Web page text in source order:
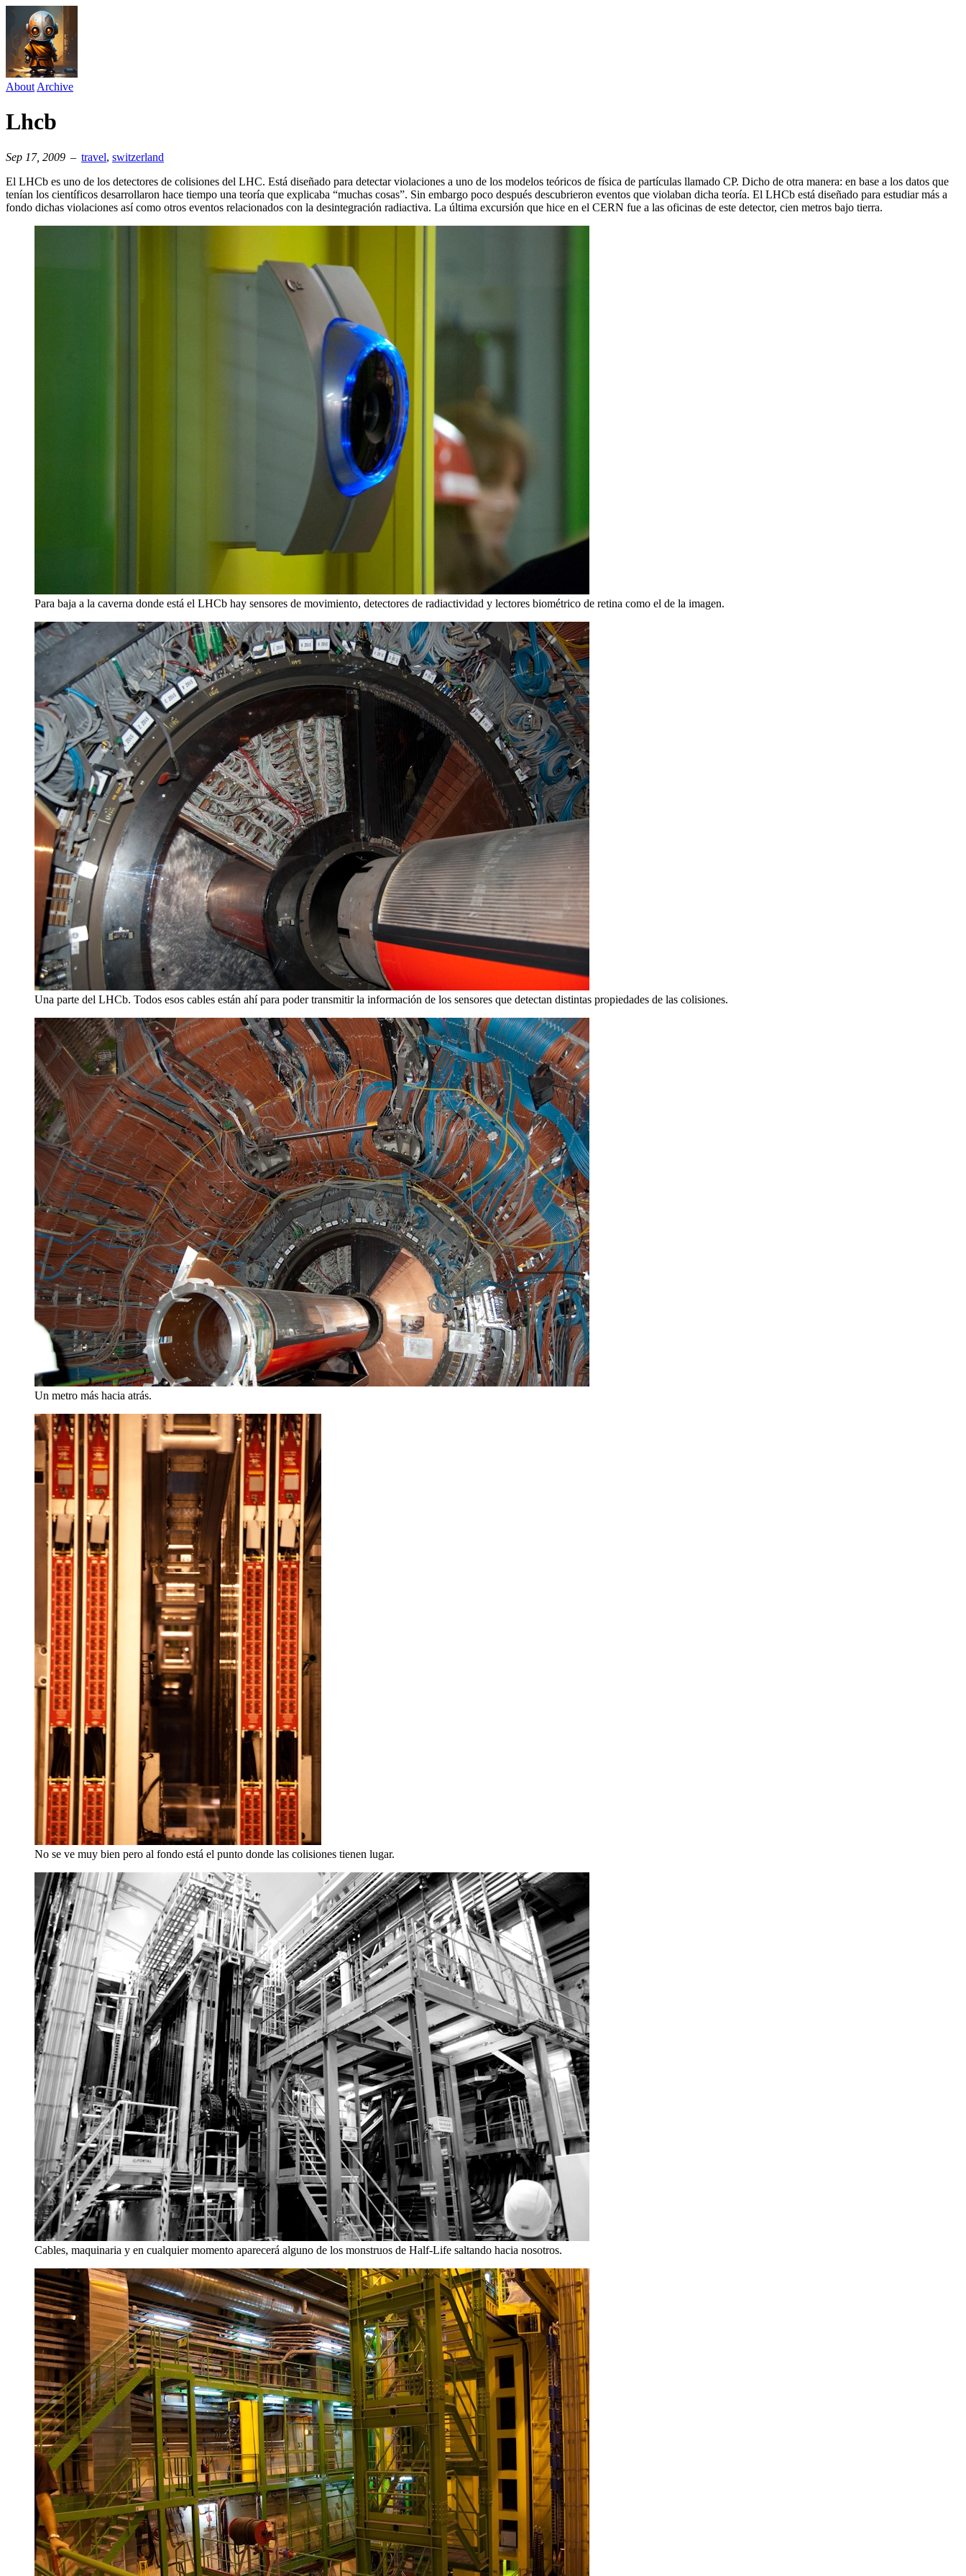
About Archive
Lhcb
Sep 17, 2009 – travel⁠, switzerland
El LHCb es uno de los detectores de colisiones del LHC. Está diseñado para detectar violaciones a uno de los modelos teóricos de física de partículas llamado CP. Dicho de otra manera: en base a los datos que
tenían los científicos desarrollaron hace tiempo una teoría que explicaba “muchas cosas”. Sin embargo poco después descubrieron eventos que violaban dicha teoría. El LHCb está diseñado para estudiar más a
fondo dichas violaciones así como otros eventos relacionados con la desintegración radiactiva. La última excursión que hice en el CERN fue a las oficinas de este detector, cien metros bajo tierra.
Para baja a la caverna donde está el LHCb hay sensores de movimiento, detectores de radiactividad y lectores biométrico de retina como el de la imagen.
Una parte del LHCb. Todos esos cables están ahí para poder transmitir la información de los sensores que detectan distintas propiedades de las colisiones.
Un metro más hacia atrás.
No se ve muy bien pero al fondo está el punto donde las colisiones tienen lugar.
Cables, maquinaria y en cualquier momento aparecerá alguno de los monstruos de Half-Life saltando hacia nosotros.